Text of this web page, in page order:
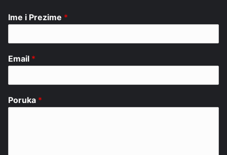
Ime i Prezime *
Email *
Poruka *